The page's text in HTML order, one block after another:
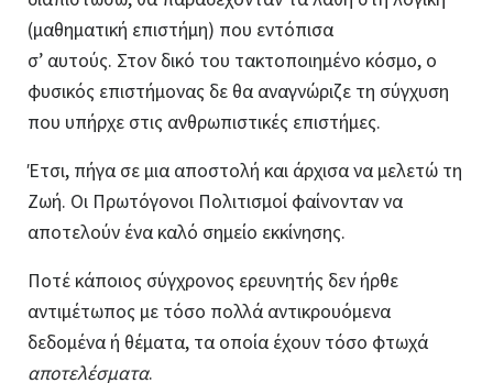
(μαθηματική επιστήμη) που εντόπισα
σ’ αυτούς. Στον δικό του τακτοποιημένο κόσμο, ο
φυσικός επιστήμονας δε θα αναγνώριζε τη σύγχυση
που υπήρχε στις ανθρωπιστικές επιστήμες.
Έτσι, πήγα σε μια αποστολή και άρχισα να μελετώ τη
Ζωή. Οι Πρωτόγονοι Πολιτισμοί φαίνονταν να
αποτελούν ένα καλό σημείο εκκίνησης.
Ποτέ κάποιος σύγχρονος ερευνητής δεν ήρθε
αντιμέτωπος με τόσο πολλά αντικρουόμενα
δεδομένα ή θέματα, τα οποία έχουν τόσο φτωχά
αποτελέσματα.